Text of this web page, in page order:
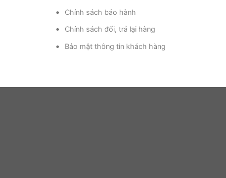
Chính sách bảo hành
Chính sách đổi, trả lại hàng
Bảo mật thông tin khách hàng